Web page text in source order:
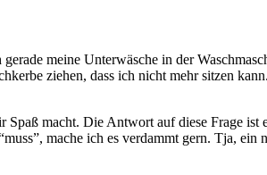
meine Unterwäsche in der
ziehen, dass ich nicht mehr sitzen
macht. Die Antwort auf diese Frage ist
mache ich es verdammt gern. Tja,